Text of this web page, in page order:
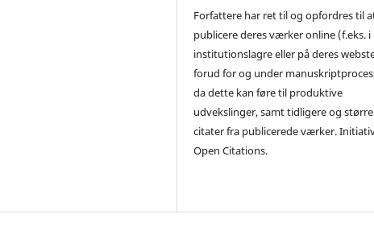
Forfattere har ret til og opfordres til
publicere deres værker online (f.eks. i
institutionslagre eller på deres
forud for og under
da dette kan føre til produktive
udvekslinger, samt tidligere og større
citater fra publicerede værker.
Open Citations.